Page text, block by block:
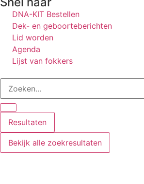
DNA-KIT Bestellen
Dek- en geboorteberichten
Lid worden
Agenda
Lijst van fokkers
Resultaten
Bekijk alle zoekresultaten